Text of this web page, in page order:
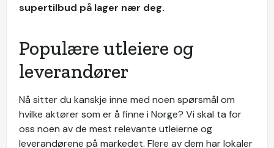
supertilbud på lager nær deg.
Populære utleiere og
leverandører
Nå sitter du kanskje inne med noen spørsmål om
hvilke aktører som er å finne i Norge? Vi skal ta for
oss noen av de mest relevante utleierne og
leverandørene på markedet. Flere av dem har lokaler